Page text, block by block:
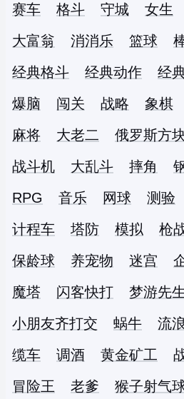
赛车 格斗 守城 女生
大富翁
消消乐 篮球
经典格斗
经典动作 经
爆脑
闯关 战略 象棋
麻将
大老二 俄罗斯方
战斗机
大乱斗 摔角
RPG
音乐 网球 测验
计程车
塔防 模拟 枪
保龄球
养宠物 迷宫
魔塔
闪客快打 梦游先生
小朋友齐打交
蜗牛 流
缆车
调酒 黄金矿工
冒险王
老爹 猴子射气